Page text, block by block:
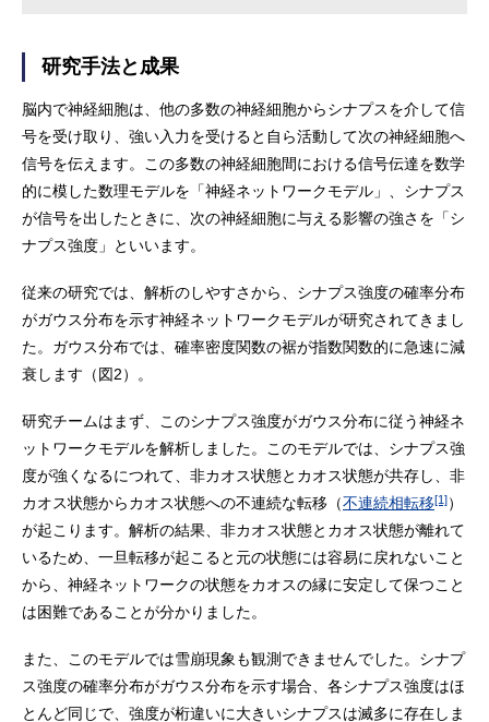
研究手法と成果
脳内で神経細胞は、他の多数の神経細胞からシナプスを介して信
号を受け取り、強い入力を受けると自ら活動して次の神経細胞へ
信号を伝えます。この多数の神経細胞間における信号伝達を数学
的に模した数理モデルを「神経ネットワークモデル」、シナプス
が信号を出したときに、次の神経細胞に与える影響の強さを「シ
ナプス強度」といいます。
従来の研究では、解析のしやすさから、シナプス強度の確率分布
がガウス分布を示す神経ネットワークモデルが研究されてきまし
た。ガウス分布では、確率密度関数の裾が指数関数的に急速に減
衰します（図2）。
研究チームはまず、このシナプス強度がガウス分布に従う神経ネ
ットワークモデルを解析しました。このモデルでは、シナプス強
度が強くなるにつれて、非カオス状態とカオス状態が共存し、非
カオス状態からカオス状態への不連続な転移（不連続相転移[1]）
が起こります。解析の結果、非カオス状態とカオス状態が離れて
いるため、一旦転移が起こると元の状態には容易に戻れないこと
から、神経ネットワークの状態をカオスの縁に安定して保つこと
は困難であることが分かりました。
また、このモデルでは雪崩現象も観測できませんでした。シナプ
ス強度の確率分布がガウス分布を示す場合、各シナプス強度はほ
とんど同じで、強度が桁違いに大きいシナプスは滅多に存在しま